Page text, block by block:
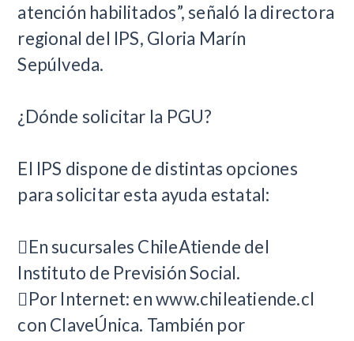
atención habilitados”, señaló la directora
regional del IPS, Gloria Marín
Sepúlveda.
¿Dónde solicitar la PGU?
El IPS dispone de distintas opciones
para solicitar esta ayuda estatal:
En sucursales ChileAtiende del
Instituto de Previsión Social.
Por Internet: en www.chileatiende.cl
con ClaveÚnica. También por